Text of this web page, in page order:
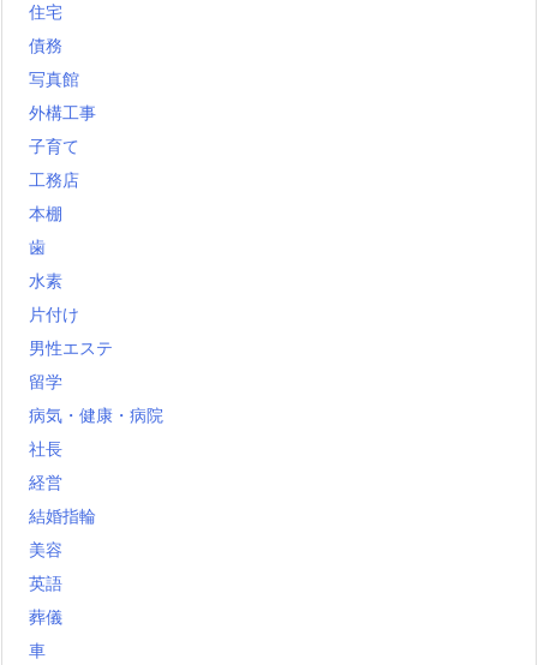
住宅
債務
写真館
外構工事
子育て
工務店
本棚
歯
水素
片付け
男性エステ
留学
病気・健康・病院
社長
経営
結婚指輪
美容
英語
葬儀
車